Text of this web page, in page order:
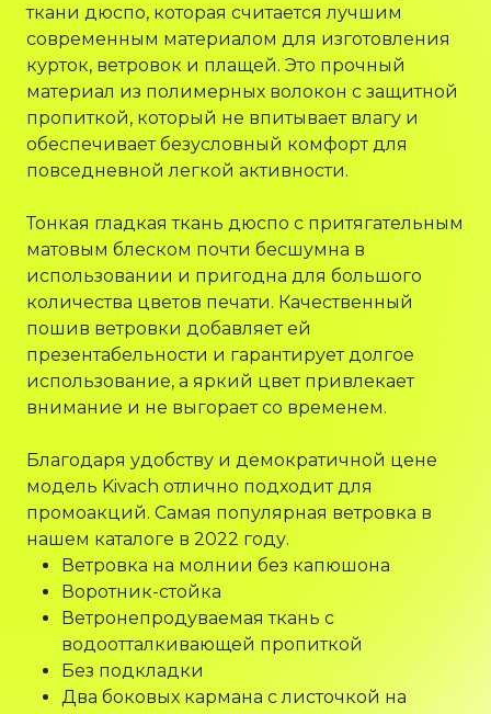
ткани дюспо, которая считается лучшим
современным материалом для изготовления
курток, ветровок и плащей. Это прочный
материал из полимерных волокон с защитной
пропиткой, который не впитывает влагу и
обеспечивает безусловный комфорт для
повседневной легкой активности.
Тонкая гладкая ткань дюспо с притягательным
матовым блеском почти бесшумна в
использовании и пригодна для большого
количества цветов печати. Качественный
пошив ветровки добавляет ей
презентабельности и гарантирует долгое
использование, а яркий цвет привлекает
внимание и не выгорает со временем.
Благодаря удобству и демократичной цене
модель Kivach отлично подходит для
промоакций. Самая популярная ветровка в
нашем каталоге в 2022 году.
Ветровка на молнии без капюшона
Воротник-стойка
Ветронепродуваемая ткань с
водоотталкивающей пропиткой
Без подкладки
Два боковых кармана с листочкой на